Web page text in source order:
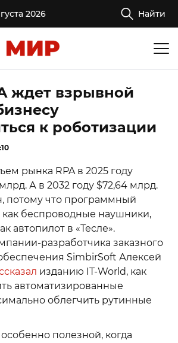
2026 Найти
ждет взрывной
к роботизации
рынка RPA в 2025 году
А в 2032 году $72,64 млрд.
потому что программный
как беспроводные наушники,
автопилот в «Тесле».
разработчика заказного
SimbirSoft Алексей
изданию IT-World, как
автоматизированные
облегчить рутинные
особенно полезной, когда